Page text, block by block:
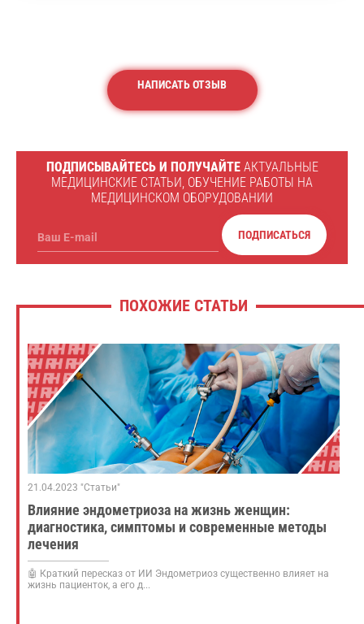
НАПИСАТЬ ОТЗЫВ
ПОДПИСЫВАЙТЕСЬ И ПОЛУЧАЙТЕАКТУАЛЬНЫЕ
МЕДИЦИНСКИЕ СТАТЬИ, ОБУЧЕНИЕ РАБОТЫ НА
МЕДИЦИНСКОМ ОБОРУДОВАНИИ
Ваш E-mail ПОДПИСАТЬСЯ
ПОХОЖИЕ СТАТЬИ
21.04.2023 "Статьи"
Влияние эндометриоза на жизнь женщин:
диагностика, симптомы и современные методы
лечения
🤖 Краткий пересказ от ИИ Эндометриоз существенно влияет на
жизнь пациенток, а его д...